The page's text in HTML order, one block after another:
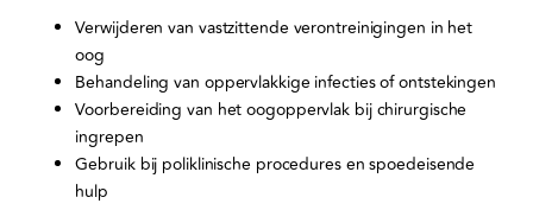
Verwijderen van vastzittende verontreinigingen in het
oog
Behandeling van oppervlakkige infecties of ontstekingen
Voorbereiding van het oogoppervlak bij chirurgische
ingrepen
Gebruik bij poliklinische procedures en spoedeisende
hulp